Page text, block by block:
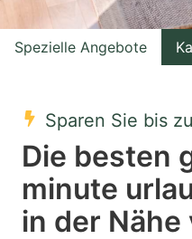
with
the
select
a
date.
Press
Spezielle Angebote
Sparen Sie bis
Die besten
minute
in der Nähe